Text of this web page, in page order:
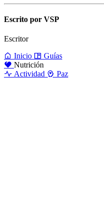
Escrito por VSP
Escritor
Inicio
Guías
Nutrición
Actividad
Paz